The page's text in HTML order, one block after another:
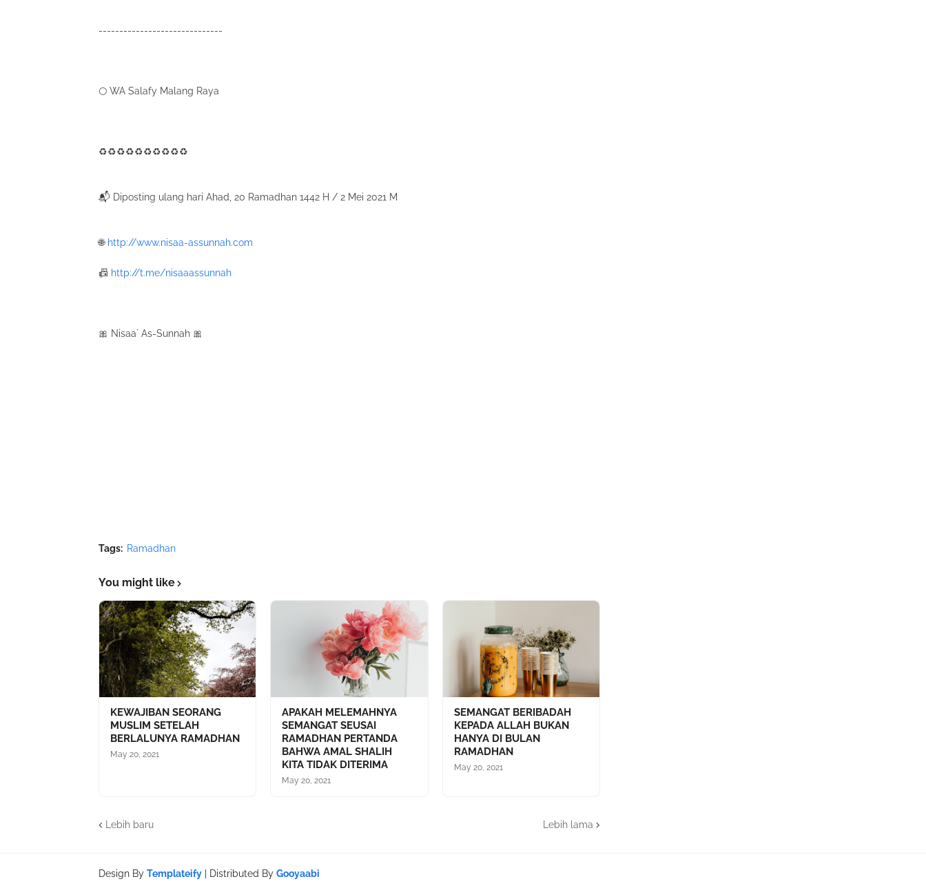
------------------------------
🌕 WA Salafy Malang Raya
♻♻♻♻♻♻♻♻♻♻
📬 Diposting ulang hari Ahad, 20 Ramadhan 1442 H / 2 Mei 2021 M
🌐 http://www.nisaa-assunnah.com
📠 http://t.me/nisaaassunnah
🎀 Nisaa` As-Sunnah 🎀
Tags: Ramadhan
You might like
KEWAJIBAN SEORANG
MUSLIM SETELAH
BERLALUNYA RAMADHAN
May 20, 2021
APAKAH MELEMAHNYA
SEMANGAT SEUSAI
RAMADHAN PERTANDA
BAHWA AMAL SHALIH
KITA TIDAK DITERIMA
May 20, 2021
SEMANGAT BERIBADAH
KEPADA ALLAH BUKAN
HANYA DI BULAN
RAMADHAN
May 20, 2021
Lebih baru Lebih lama
Design By Templateify | Distributed By Gooyaabi